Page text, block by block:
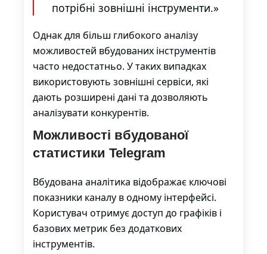
потрібні зовнішні інструменти.»
Однак для більш глибокого аналізу
можливостей вбудованих інструментів
часто недостатньо. У таких випадках
використовують зовнішні сервіси, які
дають розширені дані та дозволяють
аналізувати конкурентів.
Можливості вбудованої
статистики Telegram
Вбудована аналітика відображає ключові
показники каналу в одному інтерфейсі.
Користувач отримує доступ до графіків і
базових метрик без додаткових
інструментів.